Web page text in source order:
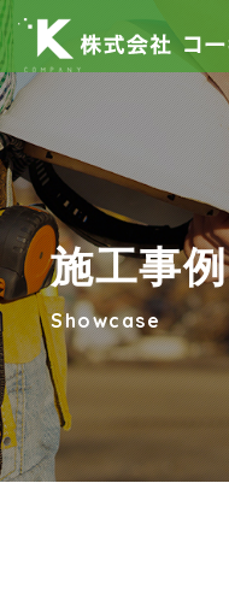
施工事例
Showcase